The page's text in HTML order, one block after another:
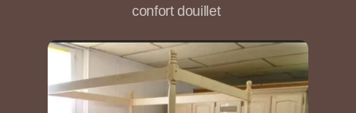
confort douillet